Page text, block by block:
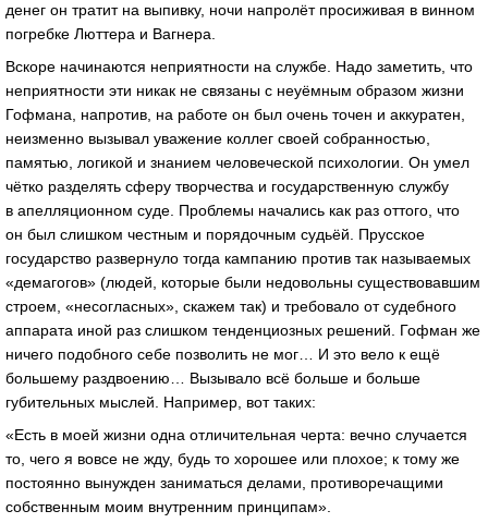
денег он тратит на выпивку, ночи напролёт просиживая в винном
погребке Люттера и Вагнера.
Вскоре начинаются неприятности на службе. Надо заметить, что
неприятности эти никак не связаны с неуёмным образом жизни
Гофмана, напротив, на работе он был очень точен и аккуратен,
неизменно вызывал уважение коллег своей собранностью,
памятью, логикой и знанием человеческой психологии. Он умел
чётко разделять сферу творчества и государственную службу
в апелляционном суде. Проблемы начались как раз оттого, что
он был слишком честным и порядочным судьёй. Прусское
государство развернуло тогда кампанию против так называемых
«демагогов» (людей, которые были недовольны существовавшим
строем, «несогласных», скажем так) и требовало от судебного
аппарата иной раз слишком тенденциозных решений. Гофман же
ничего подобного себе позволить не мог… И это вело к ещё
большему раздвоению… Вызывало всё больше и больше
губительных мыслей. Например, вот таких:
«Есть в моей жизни одна отличительная черта: вечно случается
то, чего я вовсе не жду, будь то хорошее или плохое; к тому же
постоянно вынужден заниматься делами, противоречащими
собственным моим внутренним принципам».